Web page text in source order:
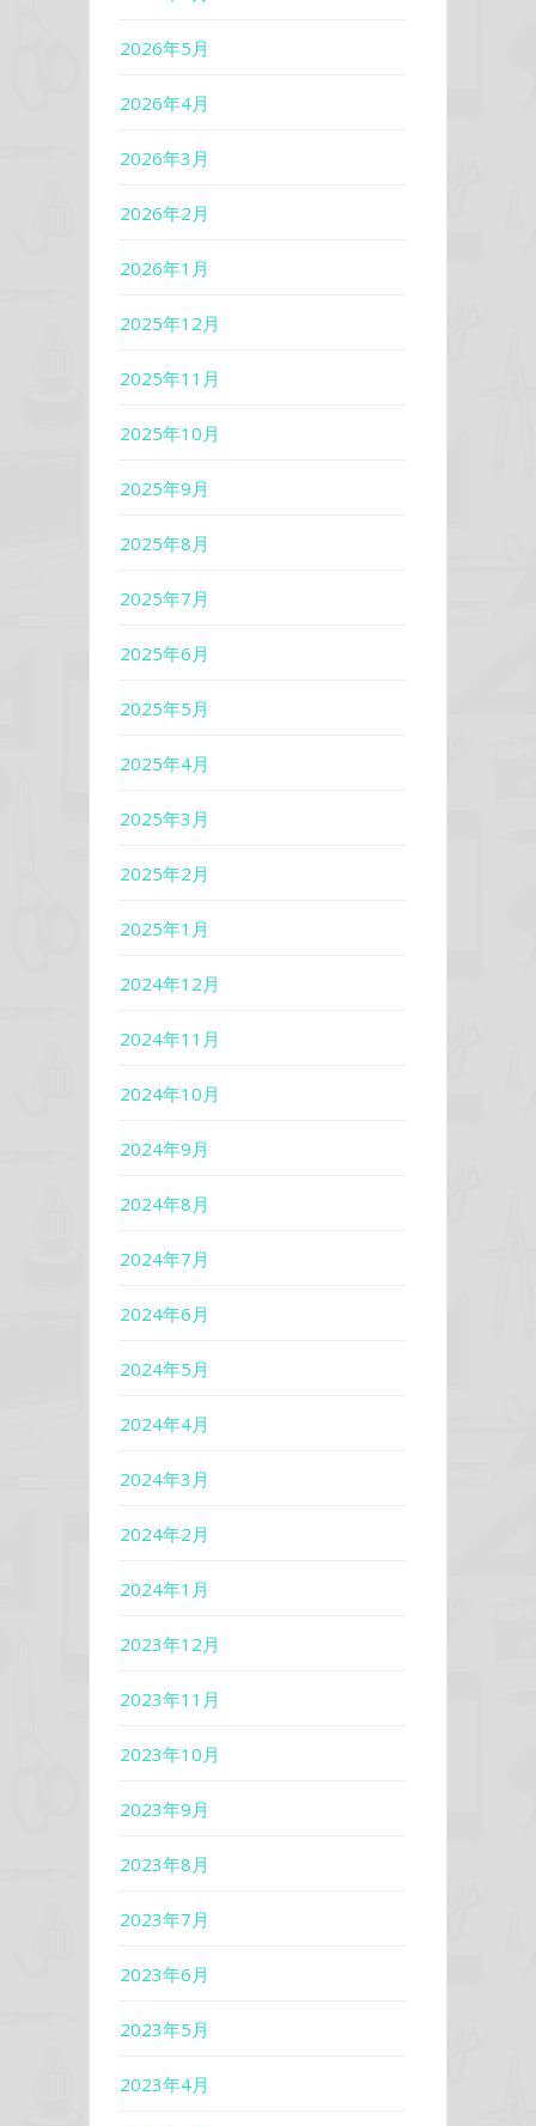
2026年5月
2026年4月
2026年3月
2026年2月
2026年1月
2025年12月
2025年11月
2025年10月
2025年9月
2025年8月
2025年7月
2025年6月
2025年5月
2025年4月
2025年3月
2025年2月
2025年1月
2024年12月
2024年11月
2024年10月
2024年9月
2024年8月
2024年7月
2024年6月
2024年5月
2024年4月
2024年3月
2024年2月
2024年1月
2023年12月
2023年11月
2023年10月
2023年9月
2023年8月
2023年7月
2023年6月
2023年5月
2023年4月